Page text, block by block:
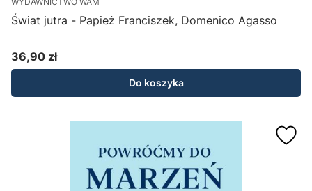
Świat jutra - Papież Franciszek, Domenico Agasso
Cena
36,90 zł
Do koszyka